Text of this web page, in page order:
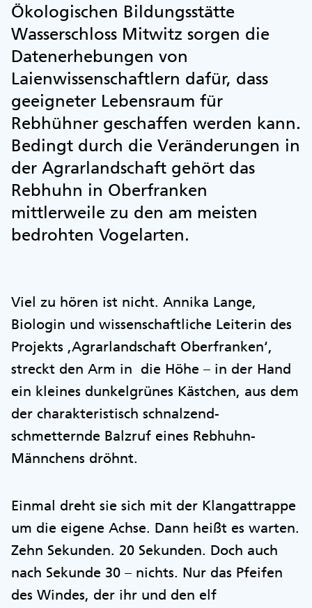
Ökologischen Bildungsstätte
Wasserschloss Mitwitz sorgen die
Datenerhebungen von
Laienwissenschaftlern dafür, dass
geeigneter Lebensraum für
Rebhühner geschaffen werden kann.
Bedingt durch die Veränderungen in
der Agrarlandschaft gehört das
Rebhuhn in Oberfranken
mittlerweile zu den am meisten
bedrohten Vogelarten.
Viel zu hören ist nicht. Annika Lange,
Biologin und wissenschaftliche Leiterin des
Projekts ,Agrarlandschaft Oberfranken‘,
streckt den Arm in die Höhe – in der Hand
ein kleines dunkelgrünes Kästchen, aus dem
der charakteristisch schnalzend-
schmetternde Balzruf eines Rebhuhn-
Männchens dröhnt.
Einmal dreht sie sich mit der Klangattrappe
um die eigene Achse. Dann heißt es warten.
Zehn Sekunden. 20 Sekunden. Doch auch
nach Sekunde 30 – nichts. Nur das Pfeifen
des Windes, der ihr und den elf